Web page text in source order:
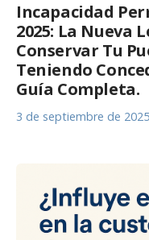
Incapacidad
2025: La Nueva
Conservar Tu
Teniendo
Guía Completa.
3 de septiembre de 2025